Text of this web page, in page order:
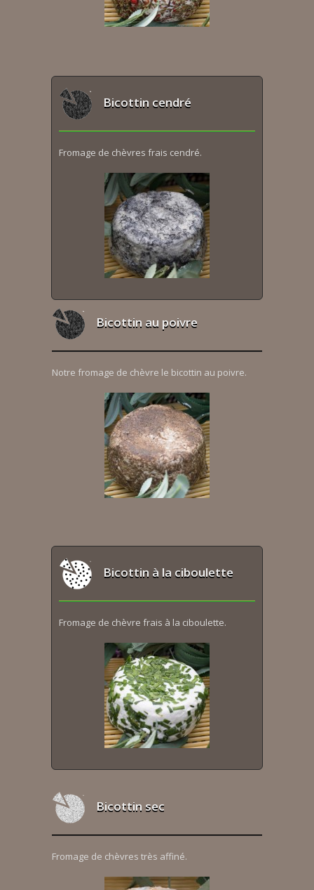
Bicottin cendré
Fromage de chèvres frais cendré.
Bicottin au poivre
Notre fromage de chèvre le bicottin au poivre.
Bicottin à la ciboulette
Fromage de chèvre frais à la ciboulette.
Bicottin sec
Fromage de chèvres très affiné.